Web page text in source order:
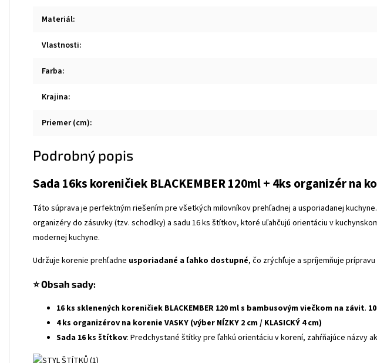
Materiál:
Vlastnosti:
Farba:
Krajina:
Priemer (cm):
Podrobný popis
Sada 16ks koreničiek BLACKEMBER 120ml + 4ks organizér na
Táto súprava je perfektným riešením pre všetkých milovníkov prehľadnej a usporiadanej
organizéry do zásuvky (tzv. schodíky) a sadu 16 ks štítkov, ktoré uľahčujú orientáciu v
modernej kuchyne.
Udržuje korenie prehľadne usporiadané a ľahko dostupné, čo zrýchľuje a spríjemňuje
⭐ Obsah sady:
16 ks sklenených koreničiek BLACKEMBER 120 ml s bambusovým viečkom na závit.
4 ks organizérov na korenie VASKY (výber NÍZKY 2 cm / KLASICKÝ 4 cm)
Sada 16 ks štítkov: Predchystané štítky pre ľahkú orientáciu v korení, zahŕňajúce názvy